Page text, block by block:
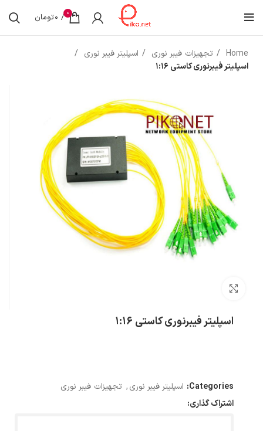
0
/
0تومان
Home تجهیزات فیبر نوری
اسپلیتر فیبر نوری
اسپلیتر فیبرنوری کاستی 1:16
اسپلیتر فیبرنوری کاستی 1:16
Categories: اسپلیتر فیبر نوری, تجهیزات فیبر نوری
اشتراک گذاری: